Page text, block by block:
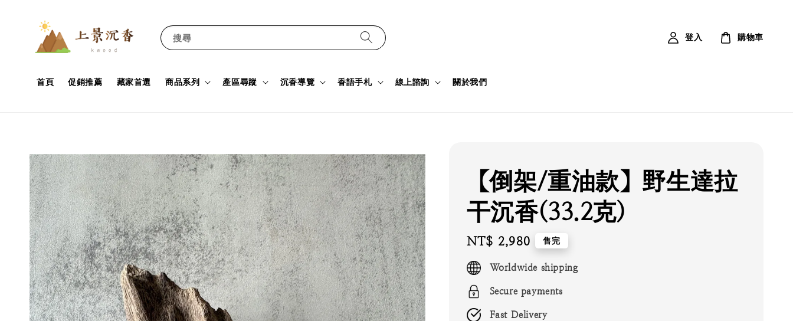
搜尋
首頁 促銷推薦 藏家首選 商品系列 產區尋蹤 沉香導覽 香語手札 線上諮詢 關於我們
登入 購物車
【倒架/重油款】野生達拉
干沉香(33.2克)
Regular
price
NT$ 2,980 售完
Worldwide shipping
Secure payments
Fast Delivery